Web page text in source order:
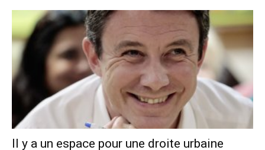
Il y a un espace pour une droite urbaine